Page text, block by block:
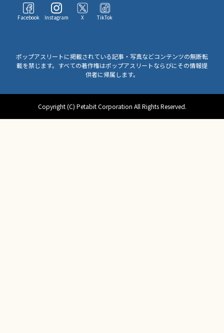
Facebook Instagram X TikTok
ポップアスリートに掲載されている記事・写真などコンテンツの無断転
載を禁じます。すべての著作権はポップアスリートならびにその情報提
供者に帰属します。
Copyright (C) Petabit Corporation All Rights Reserved.